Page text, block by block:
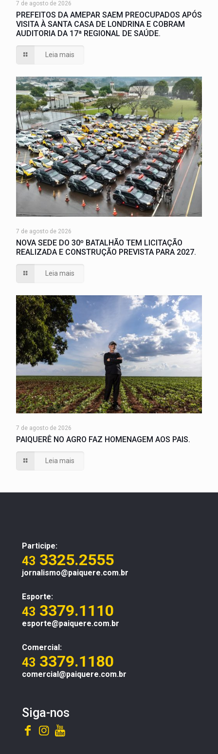
7 de agosto de 2026
PREFEITOS DA AMEPAR SAEM PREOCUPADOS APÓS
VISITA À SANTA CASA DE LONDRINA E COBRAM
AUDITORIA DA 17ª REGIONAL DE SAÚDE.
Leia mais
7 de agosto de 2026
NOVA SEDE DO 30º BATALHÃO TEM LICITAÇÃO
REALIZADA E CONSTRUÇÃO PREVISTA PARA 2027.
Leia mais
7 de agosto de 2026
PAIQUERÊ NO AGRO FAZ HOMENAGEM AOS PAIS.
Leia mais
Participe:
43 3325.2555
jornalismo@paiquere.com.br
Esporte:
43 3379.1110
esporte@paiquere.com.br
Comercial:
43 3379.1180
comercial@paiquere.com.br
Siga-nos